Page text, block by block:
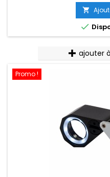


ajouter
Promo !